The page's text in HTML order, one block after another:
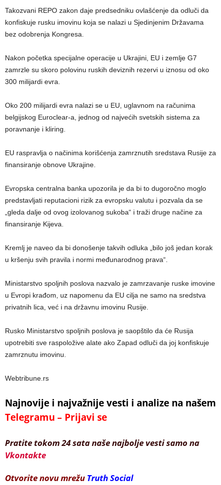
Takozvani REPO zakon daje predsedniku ovlašćenje da odluči da
konfiskuje rusku imovinu koja se nalazi u Sjedinjenim Državama
bez odobrenja Kongresa.
Nakon početka specijalne operacije u Ukrajini, EU i zemlje G7
zamrzle su skoro polovinu ruskih deviznih rezervi u iznosu od oko
300 milijardi evra.
Oko 200 milijardi evra nalazi se u EU, uglavnom na računima
belgijskog Euroclear-a, jednog od najvećih svetskih sistema za
poravnanje i kliring.
EU raspravlja o načinima korišćenja zamrznutih sredstava Rusije za
finansiranje obnove Ukrajine.
Evropska centralna banka upozorila je da bi to dugoročno moglo
predstavljati reputacioni rizik za evropsku valutu i ​​pozvala da se
„gleda dalje od ovog izolovanog sukoba“ i traži druge načine za
finansiranje Kijeva.
Kremlj je naveo da bi donošenje takvih odluka „bilo još jedan korak
u kršenju svih pravila i normi međunarodnog prava“.
Ministarstvo spoljnih poslova nazvalo je zamrzavanje ruske imovine
u Evropi krađom, uz napomenu da EU cilja ne samo na sredstva
privatnih lica, već i na državnu imovinu Rusije.
Rusko Ministarstvo spoljnih poslova je saopštilo da će Rusija
upotrebiti sve raspoložive alate ako Zapad odluči da joj konfiskuje
zamrznutu imovinu.
Webtribune.rs
Najnovije i najvažnije vesti i analize na našem
Telegramu – Prijavi se
Pratite tokom 24 sata naše najbolje vesti samo na
Vkontakte
Otvorite novu mrežu Truth Social